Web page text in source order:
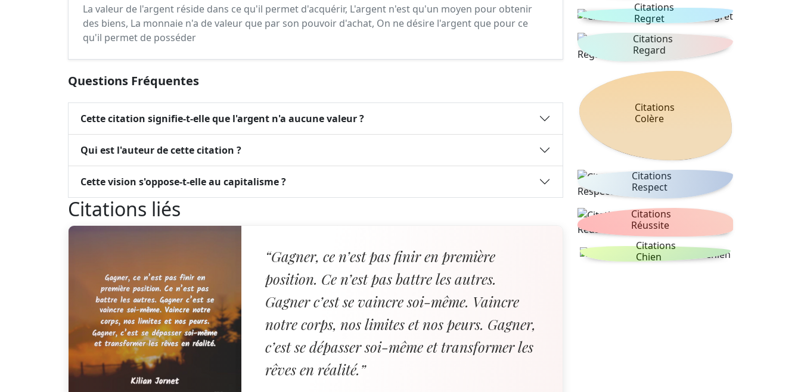
La valeur de l'argent réside dans ce qu'il permet d'acquérir, L'argent n'est qu'un moyen pour obtenir
des biens, La monnaie n'a de valeur que par son pouvoir d'achat, On ne désire l'argent que pour ce
qu'il permet de posséder
Questions Fréquentes
Cette citation signifie-t-elle que l'argent n'a aucune valeur ?
Qui est l'auteur de cette citation ?
Cette vision s'oppose-t-elle au capitalisme ?
Citations liés
“Gagner, ce n’est pas finir en première
position. Ce n’est pas battre les autres.
Gagner c’est se vaincre soi-même. Vaincre
notre corps, nos limites et nos peurs. Gagner,
c’est se dépasser soi-même et transformer les
rêves en réalité.”
Citations
Regret
Citations
Regard
Citations
Colère
Citations
Respect
Citations
Réussite
Citations
Chien